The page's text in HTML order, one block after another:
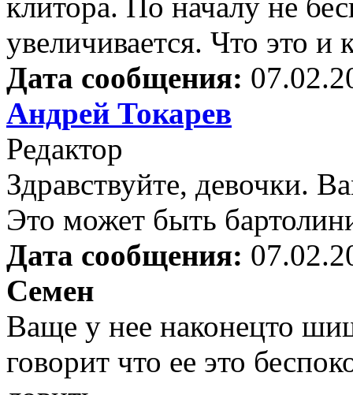
клитора. По началу не
увеличивается. Что это и
Дата сообщения:
Андрей Токарев
Редактор
Здравствуйте, девочки.
Это может быть
Дата сообщения:
Семен
Ваще у нее наконецто
говорит что ее это